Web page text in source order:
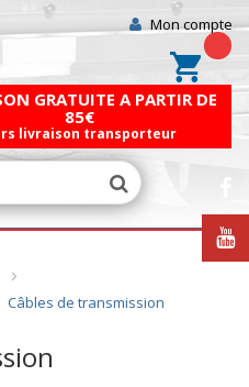
Mon compte
Mon
GRATUITE A PARTIR DE
85€
livraison transporteur
Câbles de transmission